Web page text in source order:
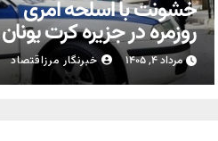
خشونت با اسلحه امری
روزمره در جزیره کرت یونان
مرداد ۴, ۱۴۰۵ خبرنگار مرزاقتصاد